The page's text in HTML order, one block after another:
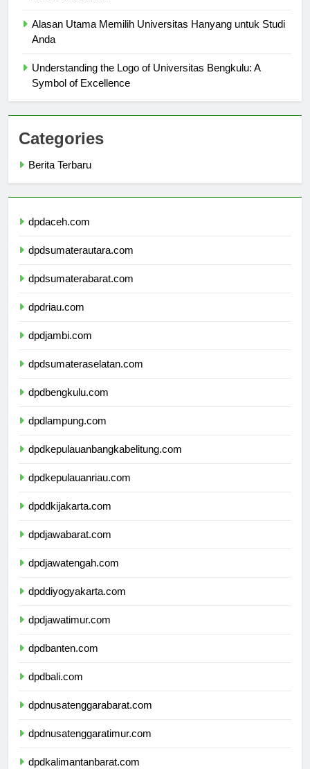
Alasan Utama Memilih Universitas Hanyang untuk Studi
Understanding the Logo of Universitas Bengkulu: A
Categories